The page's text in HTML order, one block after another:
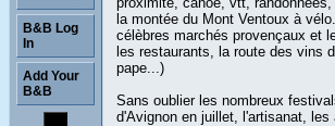
la montée du Mont Ventoux à
célèbres marchés provençaux et
les restaurants, la route des vins
pape...)
Sans oublier les nombreux
d'Avignon en juillet, l'artisanat, les
B&B Log
In
Add Your
B&B